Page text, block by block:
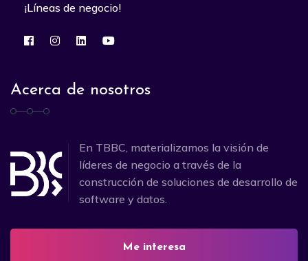
¡Líneas de negocio!
Acerca de nosotros
En TBBC, materializamos la visión de
líderes de negocio a través de la
construcción de soluciones de desarrollo de
software y datos.
Me interesa